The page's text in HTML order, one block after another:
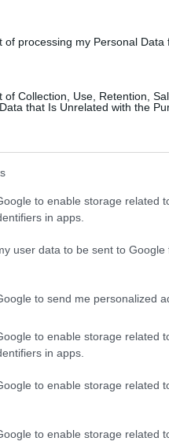
of processing my Personal Data
of Collection, Use, Retention,
that Is Unrelated with the
to enable storage related
in apps.
user data to be sent to
to send me personalized
to enable storage related
in apps.
to enable storage related
to enable storage related